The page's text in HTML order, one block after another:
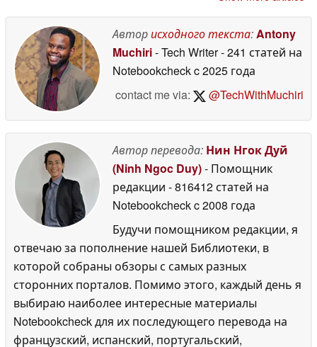
06 July 2026 Авторисходного текста:Antony
Muchiri- Tech Writer- 241 статей на
Notebookcheckc 2025 года
contact me via:
@TechWithMuchiri
Автор перевода: Нин Нгок Дуй
(Ninh Ngoc Duy)- Помощник
редакции - 816412 статей на
Notebookcheckc 2008 года
Будучи помощником редакции, я
отвечаю за пополнение нашей Библиотеки, в
которой собраны обзоры с самых разных
сторонних порталов. Помимо этого, каждый день я
выбираю наиболее интересные материалы
Notebookcheck для их последующего перевода на
французский, испанский, португальский,